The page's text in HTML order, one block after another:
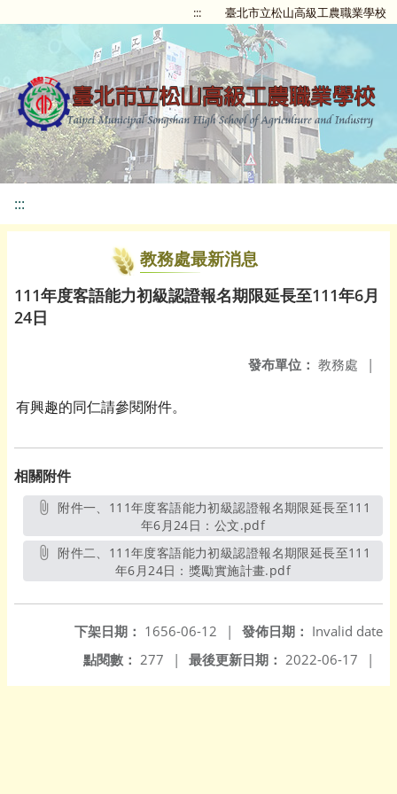
::: 臺北市立松山高級工農職業學校
:::
教務處最新消息
111年度客語能力初級認證報名期限延長至111年6月
24日
發布單位： 教務處 |
有興趣的同仁請參閱附件。
相關附件
附件一、111年度客語能力初級認證報名期限延長至111
年6月24日：公文.pdf另開新視窗
附件二、111年度客語能力初級認證報名期限延長至111
年6月24日：獎勵實施計畫.pdf另開新視窗
發佈日期： Invalid date
下架日期： 1656-06-12
|
最後更新日期： 2022-06-17 |
點閱數： 277 |